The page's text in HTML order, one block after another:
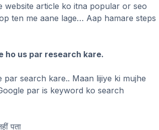
website article ko itna popular or seo
ten me aane lage… Aap hamare steps
ho us par research kare.
search kare.. Maan lijiye ki mujhe
par is keyword ko search